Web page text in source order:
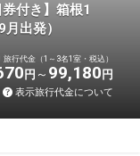
付き】箱根1
出発）
行代金（1～3名1室・税込）
円 99,180 円
表示旅行代金について